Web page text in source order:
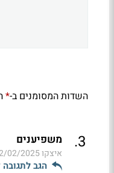
השדות המסומנים ב-*
3
. משפיענים
איצקו02/2025 01:56
הגב לתגובה